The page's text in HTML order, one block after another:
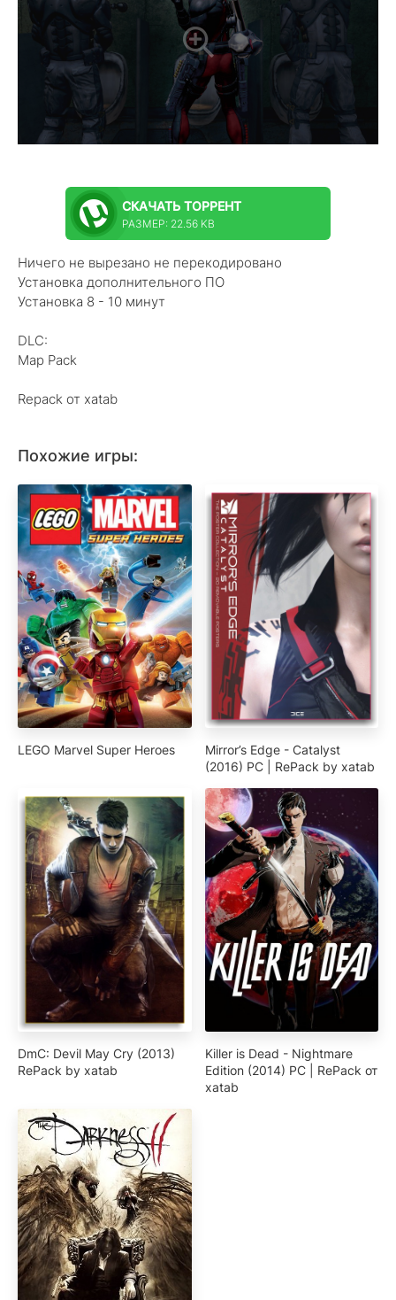
СКАЧАТЬ ТОРРЕНТ
РАЗМЕР: 22.56 KB
Ничего не вырезано не перекодировано
Установка дополнительного ПО
Установка 8 - 10 минут
DLC:
Map Pack
Repack от xatab
Похожие игры:
LEGO Marvel Super Heroes
Mirror’s Edge - Catalyst
(2016) PC | RePack by xatab
DmC: Devil May Cry (2013)
RePack by xatab
Killer is Dead - Nightmare
Edition (2014) PC | RePack от
xatab